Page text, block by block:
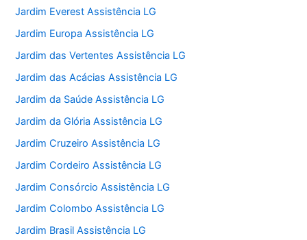
Jardim Everest Assistência LG
Jardim Europa Assistência LG
Jardim das Vertentes Assistência LG
Jardim das Acácias Assistência LG
Jardim da Saúde Assistência LG
Jardim da Glória Assistência LG
Jardim Cruzeiro Assistência LG
Jardim Cordeiro Assistência LG
Jardim Consórcio Assistência LG
Jardim Colombo Assistência LG
Jardim Brasil Assistência LG